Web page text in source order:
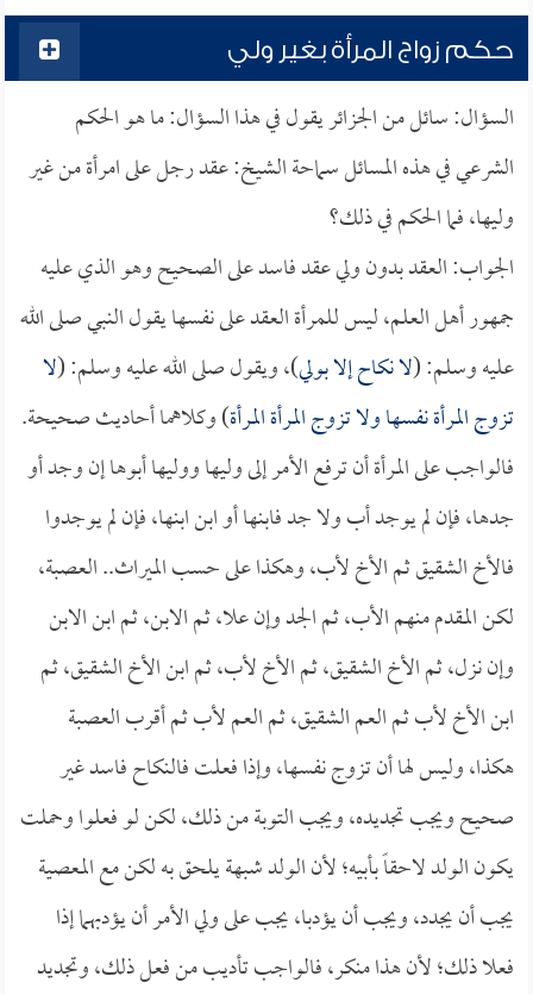
حكم زواج المرأة بغير ولي
السؤال: سائل من الجزائر يقول في هذا السؤال: ما هو الحكم
الشرعي في هذه المسائل سماحة الشيخ: عقد رجل على امرأة من غير
وليها، فما الحكم في ذلك؟
الجواب: العقد بدون ولي عقد فاسد على الصحيح وهو الذي عليه
جمهور أهل العلم، ليس للمرأة العقد على نفسها يقول النبي صلى الله
عليه وسلم: (لا نكاح إلا بولي)، ويقول صلى الله عليه وسلم: (لا
تزوج المرأة نفسها ولا تزوج المرأة المرأة) وكلاهما أحاديث صحيحة.
فالواجب على المرأة أن ترفع الأمر إلى وليها ووليها أبوها إن وجد أو
جدها، فإن لم يوجد أب ولا جد فابنها أو ابن ابنها، فإن لم يوجدوا
فالأخ الشقيق ثم الأخ لأب، وهكذا على حسب الميراث.. العصبة،
لكن المقدم منهم الأب، ثم الجد وإن علا، ثم الابن، ثم ابن الابن
وإن نزل، ثم الأخ الشقيق، ثم الأخ لأب، ثم ابن الأخ الشقيق، ثم
ابن الأخ لأب ثم العم الشقيق، ثم العم لأب ثم أقرب العصبة
هكذا، وليس لها أن تزوج نفسها، وإذا فعلت فالنكاح فاسد غير
صحيح ويجب تجديده، ويجب التوبة من ذلك، لكن لو فعلوا وحملت
يكون الولد لاحقاً بأبيه؛ لأن الولد شبهة يلحق به لكن مع المعصية
يجب أن يجدد، ويجب أن يؤدبا، يجب على ولي الأمر أن يؤدبهما إذا
فعلا ذلك؛ لأن هذا منكر، فالواجب تأديب من فعل ذلك، وتجديد